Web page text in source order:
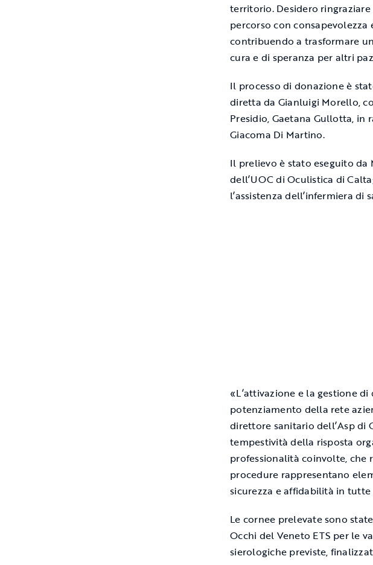
territorio. Desidero
percorso con
contribuendo a trasformare
cura e di speranza per altri
Il processo di donazione è
diretta da Gianluigi Morello,
Presidio, Gaetana Gullotta, in
Giacoma Di Martino.
Il prelievo è stato eseguito
dell’UOC di Oculistica di
l’assistenza dell’infermiera di
«L’attivazione e la gestione
potenziamento della rete
direttore sanitario dell’Asp di
tempestività della risposta
professionalità coinvolte, che
procedure rappresentano
sicurezza e affidabilità in
Le cornee prelevate sono
Occhi del Veneto ETS per le
sierologiche previste,